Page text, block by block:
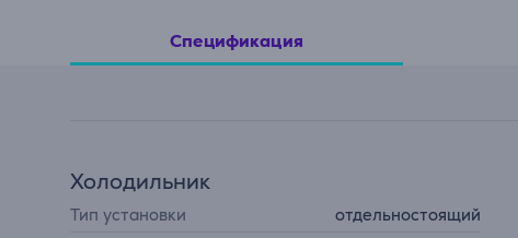
Спецификация
Холодильник
Тип установки
отдельностоящий